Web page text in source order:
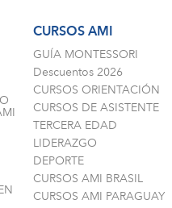
CURSOS AMI
GUÍA MONTESSORI
Descuentos 2026
CURSOS ORIENTACIÓN
CURSOS DE ASISTENTE
TERCERA EDAD
LIDERAZGO
DEPORTE
CURSOS AMI BRASIL
CURSOS AMI PARAGUAY